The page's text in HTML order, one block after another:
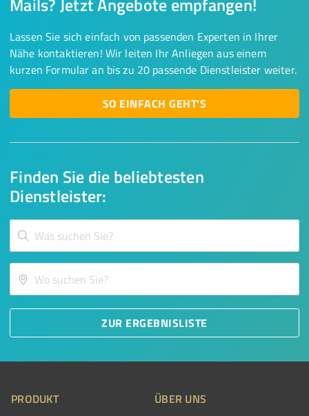
Finden Sie die beliebtesten
Dienstleister:
ZUR ERGEBNISLISTE
Mails? Jetzt Angebote empfangen!
Lassen Sie sich einfach von passenden Experten in Ihrer
Nähe kontaktieren! Wir leiten Ihr Anliegen aus einem
kurzen Formular an bis zu 20 passende Dienstleister weiter.
SO EINFACH GEHT'S
PRODUKT ÜBER UNS